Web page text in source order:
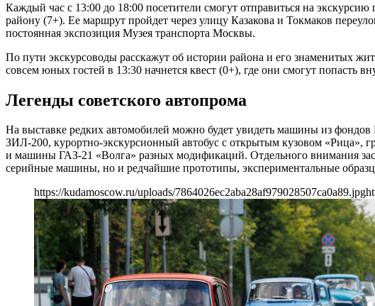
Каждый час с 13:00 до 18:00 посетители смогут отправиться на
району (7+). Ее маршрут пройдет через улицу Казакова и Токмаков
постоянная экспозиция Музея транспорта Москвы.
По пути экскурсоводы расскажут об истории района и его знаменитых
совсем юных гостей в 13:30 начнется квест (0+), где они смогут попасть
Легенды советского автопрома
На выставке редких автомобилей можно будет увидеть машины из
ЗИЛ-200, курортно-экскурсионный автобус с открытым кузовом
и машины ГАЗ-21 «Волга» разных модификаций. Отдельного внимания
серийные машины, но и редчайшие прототипы, экспериментальные
https://kudamoscow.ru/uploads/7864026ec2aba28af979028507ca0a89.jpg